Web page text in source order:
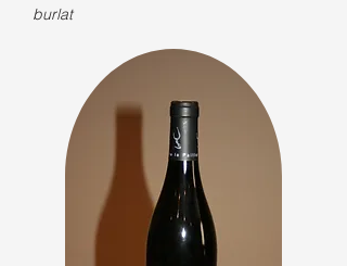
burlat